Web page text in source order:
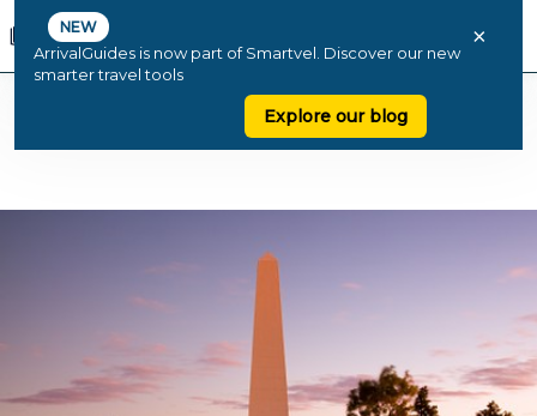
NEW
ArrivalGuides is now part of Smartvel. Discover our new
smarter travel tools
Explore our blog
×